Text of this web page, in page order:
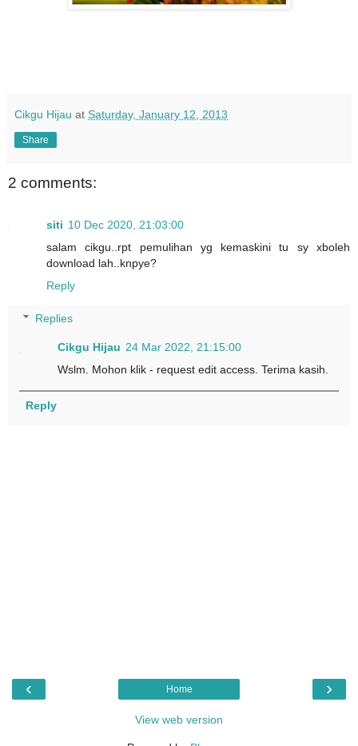
Cikgu Hijau at Saturday, January 12, 2013
Share
2 comments:
siti 10 Dec 2020, 21:03:00
salam cikgu..rpt pemulihan yg kemaskini tu sy xboleh
download lah..knpye?
Reply
Replies
Cikgu Hijau 24 Mar 2022, 21:15:00
Wslm. Mohon klik - request edit access. Terima kasih.
Reply
‹ ›
Home
View web version